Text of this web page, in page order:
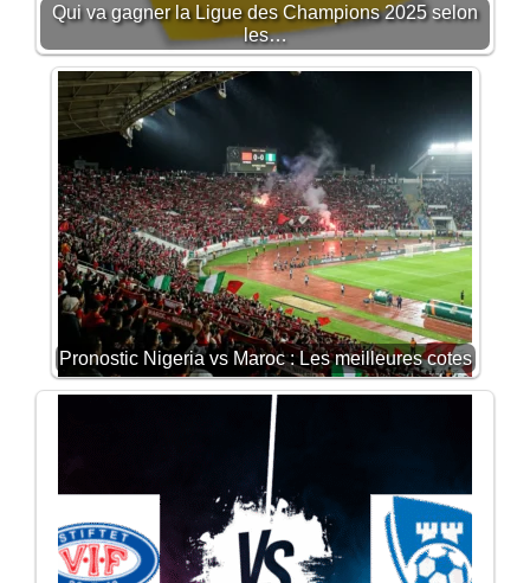
Qui va gagner la Ligue des Champions 2025 selon
les…
Pronostic Nigeria vs Maroc : Les meilleures cotes